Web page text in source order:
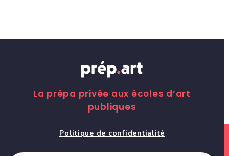
La prépa privée aux écoles d’art
publiques
Politique de confidentialité